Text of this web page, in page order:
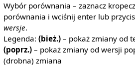
Wybór porównania – zaznacz
porównania i wciśnij enter lub
wersje.
Legenda: (bież.)– pokaż zmiany od
(poprz.)– pokaż zmiany od wersji
(drobna) zmiana